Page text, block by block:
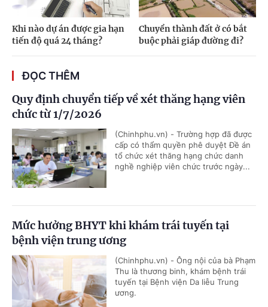
Khi nào dự án được gia hạn
tiến độ quá 24 tháng?
Chuyển thành đất ở có bắt
buộc phải giáp đường đi?
ĐỌC THÊM
Quy định chuyển tiếp về xét thăng hạng viên
chức từ 1/7/2026
(Chinhphu.vn) - Trường hợp đã được
cấp có thẩm quyền phê duyệt Đề án
tổ chức xét thăng hạng chức danh
nghề nghiệp viên chức trước ngày...
Mức hưởng BHYT khi khám trái tuyến tại
bệnh viện trung ương
(Chinhphu.vn) - Ông nội của bà Phạm
Thu là thương binh, khám bệnh trái
tuyến tại Bệnh viện Da liễu Trung
ương.